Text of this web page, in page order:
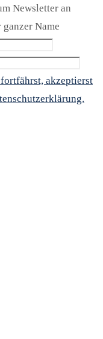
Newsletter an
ganzer Name
akzeptierst